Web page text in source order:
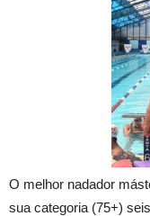
O melhor nadador
sua categoria (75+)